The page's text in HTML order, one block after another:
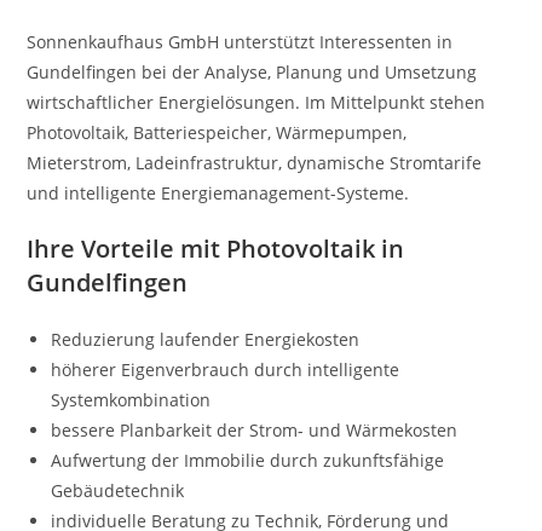
Sonnenkaufhaus GmbH unterstützt Interessenten in
Gundelfingen bei der Analyse, Planung und Umsetzung
wirtschaftlicher Energielösungen. Im Mittelpunkt stehen
Photovoltaik, Batteriespeicher, Wärmepumpen,
Mieterstrom, Ladeinfrastruktur, dynamische Stromtarife
und intelligente Energiemanagement-Systeme.
Ihre Vorteile mit Photovoltaik in
Gundelfingen
Reduzierung laufender Energiekosten
höherer Eigenverbrauch durch intelligente
Systemkombination
bessere Planbarkeit der Strom- und Wärmekosten
Aufwertung der Immobilie durch zukunftsfähige
Gebäudetechnik
individuelle Beratung zu Technik, Förderung und